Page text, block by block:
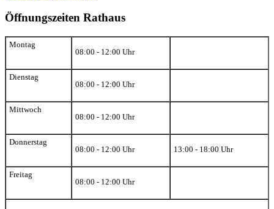
Öffnungszeiten Rathaus
Montag
08:00 - 12:00 Uhr
Dienstag
08:00 - 12:00 Uhr
Mittwoch
08:00 - 12:00 Uhr
Donnerstag
08:00 - 12:00 Uhr
13:00 - 18:00 Uhr
Freitag
08:00 - 12:00 Uhr